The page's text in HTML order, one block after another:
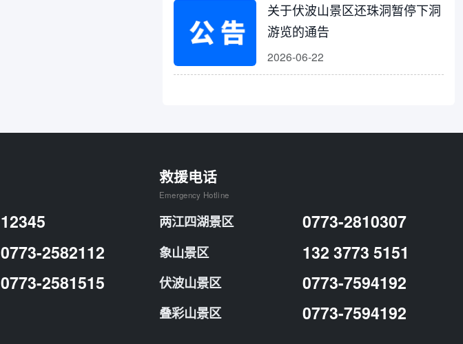
关于伏波山景区还珠洞暂停下洞
游览的通告
2026-06-22
12345
0773-2582112
0773-2581515
救援电话
Emergency Hotline
两江四湖景区 0773-2810307
象山景区 132 3773 5151
伏波山景区 0773-7594192
叠彩山景区 0773-7594192